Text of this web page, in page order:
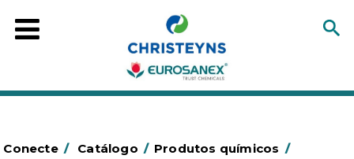
Conecte / Catálogo / Produtos químicos /